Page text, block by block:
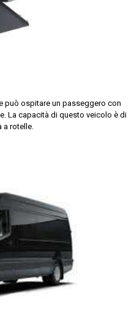
può ospitare un passeggero con
La capacità di questo veicolo è di
rotelle.